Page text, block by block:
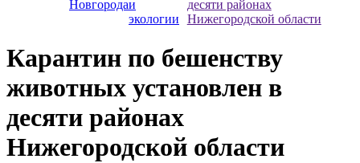
Новгородаи
экологии
десяти районах
Нижегородской области
Карантин по бешенству
животных установлен в
десяти районах
Нижегородской области